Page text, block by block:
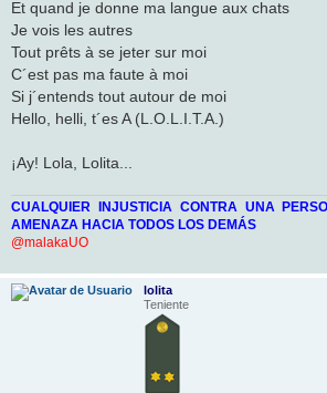
Et quand je donne ma langue aux chats
Je vois les autres
Tout prêts à se jeter sur moi
C´est pas ma faute à moi
Si j´entends tout autour de moi
Hello, helli, t´es A (L.O.L.I.T.A.)
¡Ay! Lola, Lolita...
CUALQUIER INJUSTICIA CONTRA UNA
AMENAZA HACIA TODOS LOS DEMÁS
@malakaUO
lolita
Teniente